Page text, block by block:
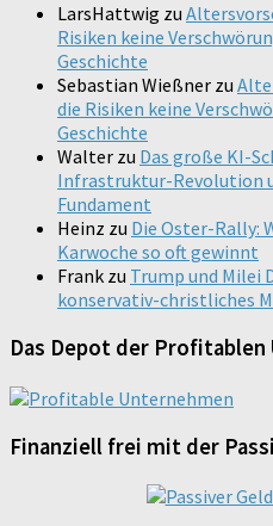
LarsHattwig zu
Risiken keine
Geschichte
Sebastian Wießner zu
die Risiken keine
Geschichte
Walter zu Das große KI-
Infrastruktur-Revolution
Fundament
Heinz zu Die Oster-Rally:
Karwoche so oft gewinnt
Frank zu Trump und Milei
konservativ-christliches
Das Depot der Profitablen
Finanziell frei mit der